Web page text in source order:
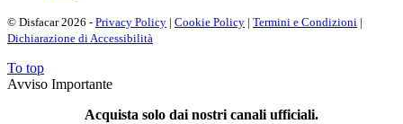
© Disfacar 2026 - Privacy Policy | Cookie Policy | Termini e Condizioni |
Dichiarazione di Accessibilità
To top
Avviso Importante
Acquista solo dai nostri canali ufficiali.